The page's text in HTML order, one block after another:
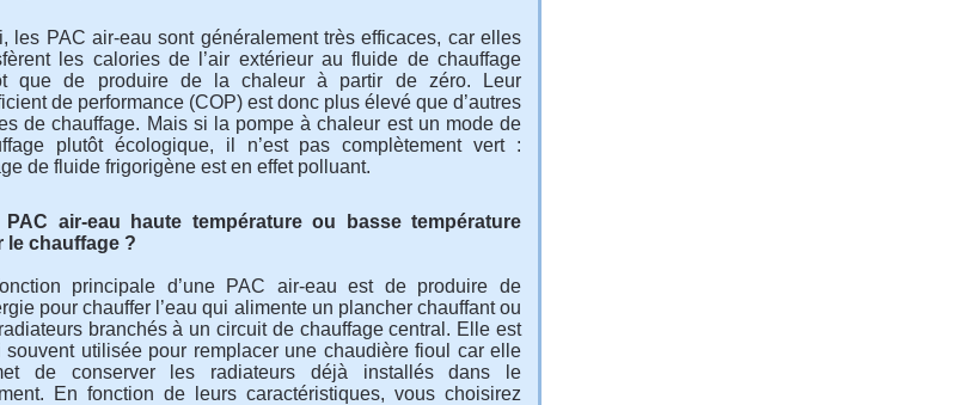
les PAC air-eau sont généralement très efficaces, car elles
les calories de l’air extérieur au fluide de chauffage
que de produire de la chaleur à partir de zéro. Leur
de performance (COP) est donc plus élevé que d’autres
de chauffage. Mais si la pompe à chaleur est un mode de
plutôt écologique, il n’est pas complètement vert :
de fluide frigorigène est en effet polluant.
PAC air-eau haute température ou basse température
le chauffage ?
principale d’une PAC air-eau est de produire de
pour chauffer l’eau qui alimente un plancher chauffant ou
branchés à un circuit de chauffage central. Elle est
souvent utilisée pour remplacer une chaudière fioul car elle
de conserver les radiateurs déjà installés dans le
En fonction de leurs caractéristiques, vous choisirez